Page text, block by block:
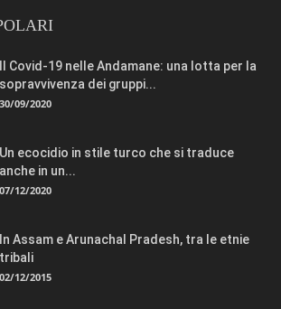
Il Covid-19 nelle Andamane: una lotta per la
sopravvivenza dei gruppi...
30/09/2020
Un ecocidio in stile turco che si traduce
anche in un...
07/12/2020
In Assam e Arunachal Pradesh, tra le etnie
tribali
02/12/2015